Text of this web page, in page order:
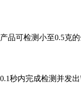
品可检测小至0.5克
秒内完成检测并发